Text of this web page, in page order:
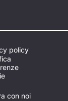
policy
con noi